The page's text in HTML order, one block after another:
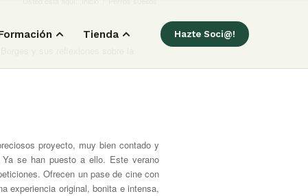
Tienda Hazte Soci@!
proyecto, muy bien contado y
se han puesto a ello. Este verano
Ofrecen un pase de cine con
experiencia original, bonita e intensa,